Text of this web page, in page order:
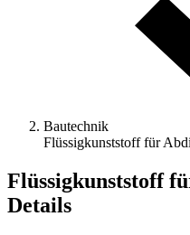
Bautechnik
Flüssigkunststoff für
Flüssigkunststoff
Details